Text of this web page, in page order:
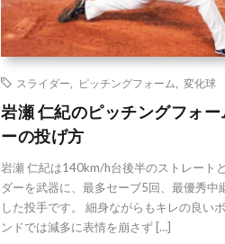
スライダー ピッチングフォーム ,変化球
岩瀬 仁紀のピッチングフォ
ーの投げ方
岩瀬 仁紀は140km/h台後半のストレート
ダーを武器に、最多セーブ5回、最優秀中
した投手です。 細身ながらもキレの良い
ンドでは減多に表情を崩さず […]